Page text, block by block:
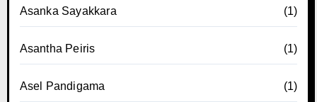
Asanka Sayakkara (1)
Asantha Peiris (1)
Asel Pandigama (1)